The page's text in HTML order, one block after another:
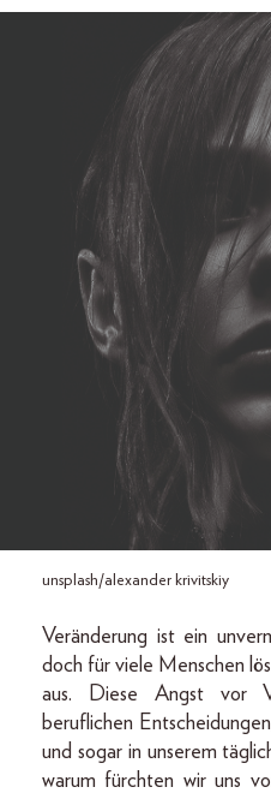
unsplash/alexander krivitskiy
Veränderung ist ein
doch für viele Menschen
aus. Diese Angst vor
beruflichen
und sogar in unserem
warum fürchten wir uns